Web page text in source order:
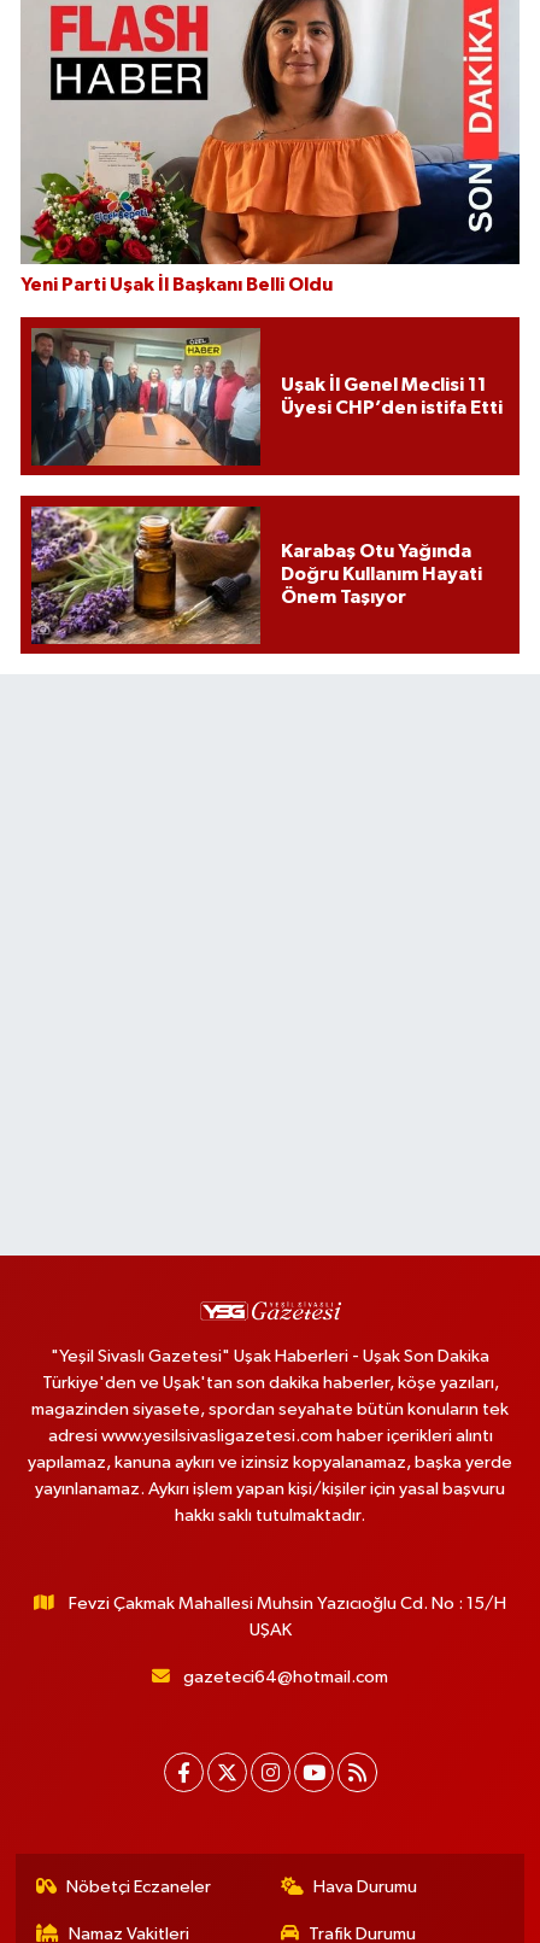
Yeni Parti Uşak İl Başkanı Belli Oldu
Uşak İl Genel Meclisi 11
Üyesi CHP’den istifa Etti
Karabaş Otu Yağında
Doğru Kullanım Hayati
Önem Taşıyor
"Yeşil Sivaslı Gazetesi" Uşak Haberleri - Uşak Son Dakika
Türkiye'den ve Uşak'tan son dakika haberler, köşe yazıları,
magazinden siyasete, spordan seyahate bütün konuların tek
adresi www.yesilsivasligazetesi.com haber içerikleri alıntı
yapılamaz, kanuna aykırı ve izinsiz kopyalanamaz, başka yerde
yayınlanamaz. Aykırı işlem yapan kişi/kişiler için yasal başvuru
hakkı saklı tutulmaktadır.
Fevzi Çakmak Mahallesi Muhsin Yazıcıoğlu Cd. No : 15/H
UŞAK
gazeteci64@hotmail.com
Nöbetçi Eczaneler Hava Durumu
Namaz Vakitleri Trafik Durumu